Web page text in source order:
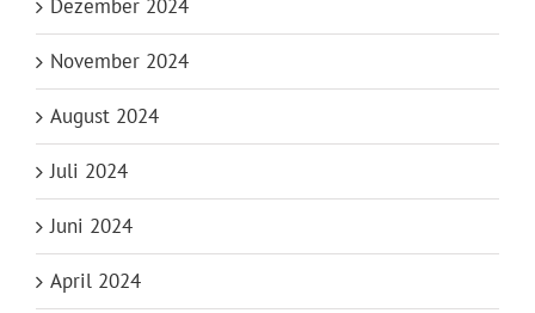
Dezember 2024
November 2024
August 2024
Juli 2024
Juni 2024
April 2024